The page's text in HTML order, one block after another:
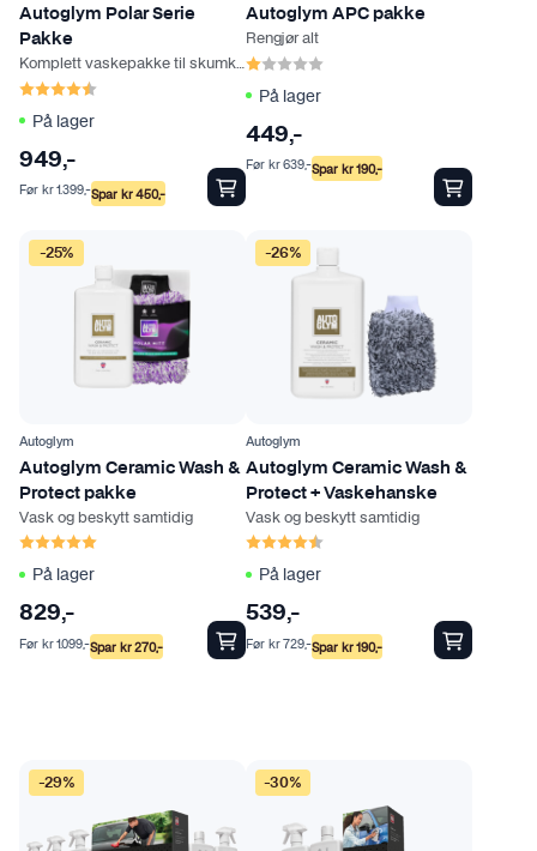
Autoglym Polar Serie
Pakke
Komplett vaskepakke til skumkanon
Karakter:
På lager
949,-
Spar kr450,-
Før kr1.399,-
Autoglym APC pakke
Rengjør alt
Karakter:
På lager
449,-
Spar kr190,-
Før kr639,-
-25%
Autoglym
Autoglym Ceramic Wash &
Protect pakke
Vask og beskytt samtidig
Karakter:
På lager
829,-
Spar kr270,-
Før kr1.099,-
-26%
Autoglym
Autoglym Ceramic Wash &
Protect + Vaskehanske
Vask og beskytt samtidig
Karakter:
På lager
539,-
Spar kr190,-
Før kr729,-
-29% -30%